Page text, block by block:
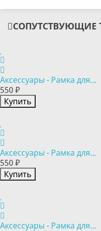
СОПУТСТВУЮЩИЕ
Аксессуары - Рамка для...
550 ₽
Купить
Аксессуары - Рамка для...
550 ₽
Купить
Аксессуары - Рамка для...